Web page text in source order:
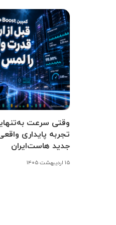
وقتی سرعت
تجربه پایداری
جدید هاست‌ایران
۱۵ اردیبهشت ۱۴۰۵